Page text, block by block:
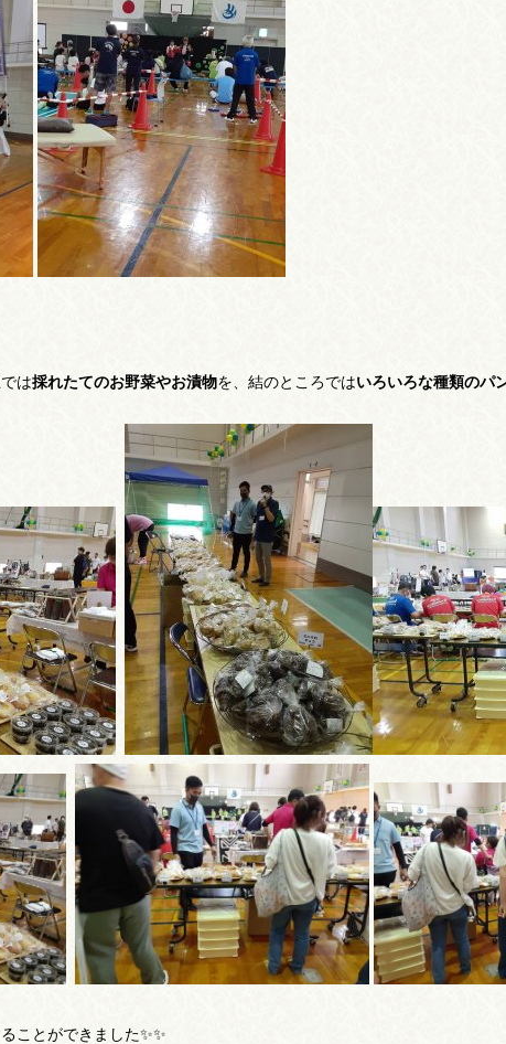
は採れたてのお野菜やお漬物を、結のところではいろいろな種類のパ
ことができました✨✨